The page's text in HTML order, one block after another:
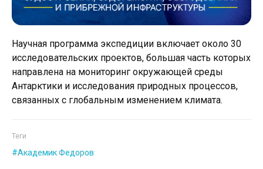
Научная программа экспедиции включает около 30
исследовательских проектов, большая часть которых
направлена на мониторинг окружающей среды
Антарктики и исследования природных процессов,
связанных с глобальным изменением климата.
Теги
Академик Федоров